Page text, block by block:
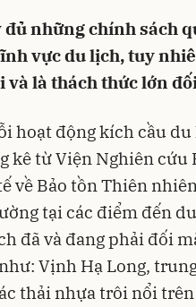
đủ những chính sách
vực du lịch, tuy
và là thách thức lớn
hoạt động kích cầu
kê từ Viện Nghiên cứu
về Bảo tồn Thiên
tại các điểm đến
đã và đang phải đối
Vịnh Hạ Long,
thải nhựa trôi nổi